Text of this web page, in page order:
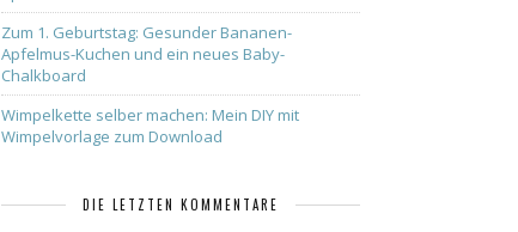
Zum 1. Geburtstag: Gesunder Bananen-
Apfelmus-Kuchen und ein neues Baby-
Chalkboard
Wimpelkette selber machen: Mein DIY mit
Wimpelvorlage zum Download
DIE LETZTEN KOMMENTARE